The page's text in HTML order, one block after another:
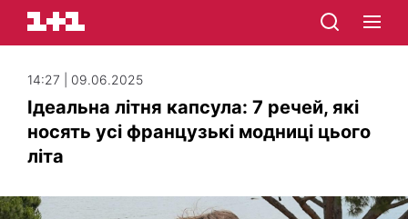
14:27 | 09.06.2025
Ідеальна літня капсула: 7 речей, які
носять усі французькі модниці цього
літа